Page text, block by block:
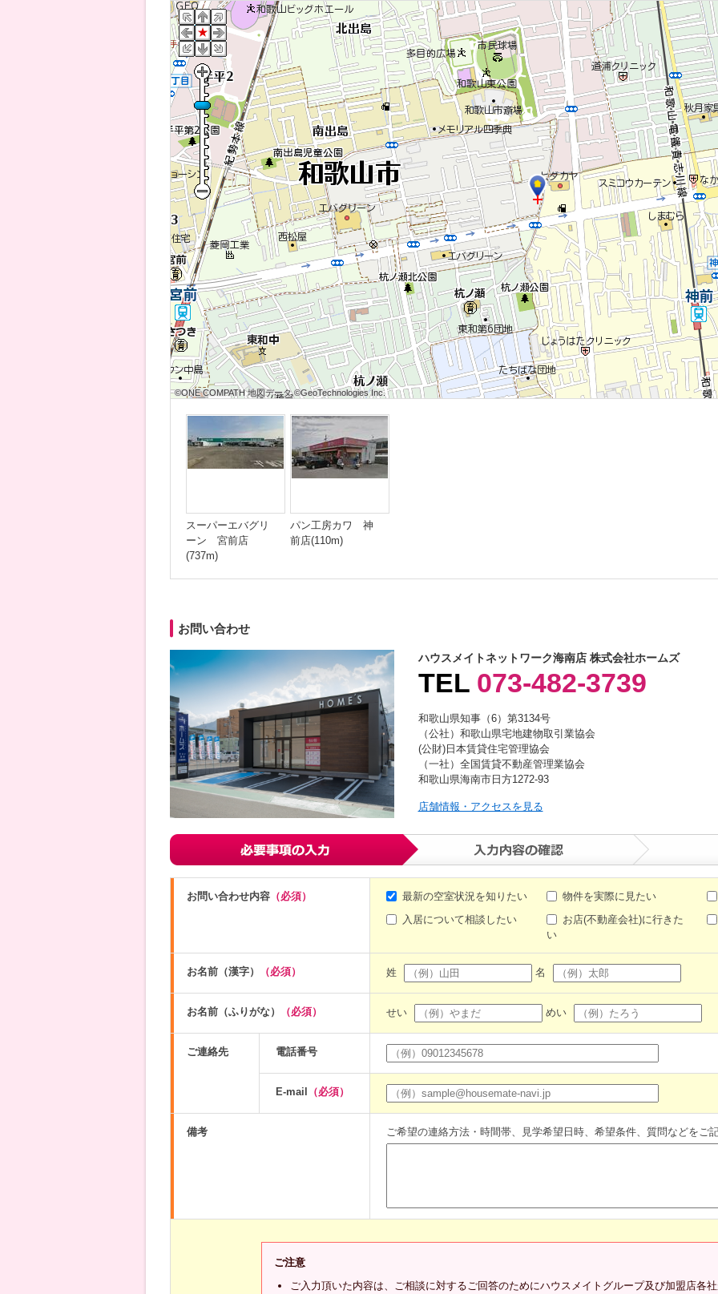
©ONE COMPATH 地図データ ©GeoTechnologies Inc.
©ONE COMPATH 地図データ ©GeoTechnologies Inc.
©ONE COMPATH 地図データ ©GeoTechnologies Inc.
©ONE COMPATH 地図データ ©GeoTechnologies Inc.
©ONE COMPATH 地図データ ©GeoTechnologies Inc.
©ONE COMPATH 地図データ ©GeoTechnologies Inc.
©ONE COMPATH 地図データ ©GeoTechnologies Inc.
©ONE COMPATH 地図データ ©GeoTechnologies Inc.
©ONE COMPATH 地図データ ©GeoTechnologies Inc.
スーパーエバグリ
ーン 宮前店
(737m)
パン工房カワ 神
前店(110m)
お問い合わせ
ハウスメイトネットワーク海南店 株式会社ホームズ
TEL 073-482-3739
和歌山県知事（6）第3134号
（公社）和歌山県宅地建物取引業協会
(公財)日本賃貸住宅管理協会
（一社）全国賃貸不動産管理業協会
和歌山県海南市日方1272-93
店舗情報・アクセスを見る
お問い合わせ内容（必須） 最新の空室状況を知りたい
物件を実際に見たい
入居について相談したい
お店(不動産会社)に行きた
い
お名前（漢字） （必須） 姓 名
お名前（ふりがな） （必須） せい めい
ご連絡先 電話番号
E-mail （必須）
備考 ご希望の連絡方法・時間帯、見学希望日時、希望条件、質問などをご
ご注意
ご入力頂いた内容は、ご相談に対するご回答のためにハウスメイトグループ及び加盟店各